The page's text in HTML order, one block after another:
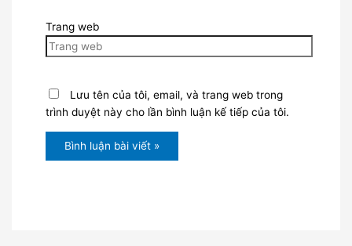
Trang web
Lưu tên của tôi, email, và trang web trong
trình duyệt này cho lần bình luận kế tiếp của tôi.